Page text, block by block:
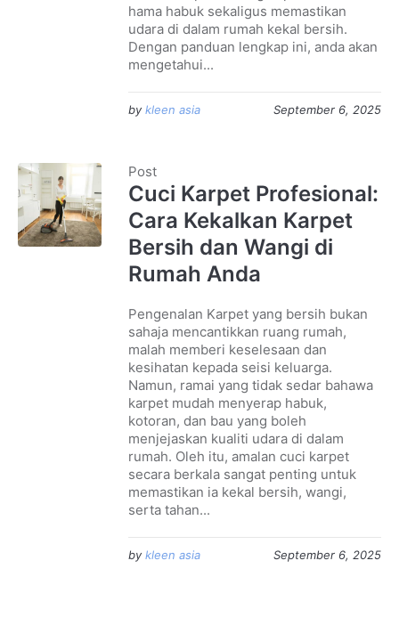
hama habuk sekaligus memastikan
udara di dalam rumah kekal bersih.
Dengan panduan lengkap ini, anda akan
mengetahui...
September 6, 2025
by kleen asia
Post
Cuci Karpet Profesional:
Cara Kekalkan Karpet
Bersih dan Wangi di
Rumah Anda
Pengenalan Karpet yang bersih bukan
sahaja mencantikkan ruang rumah,
malah memberi keselesaan dan
kesihatan kepada seisi keluarga.
Namun, ramai yang tidak sedar bahawa
karpet mudah menyerap habuk,
kotoran, dan bau yang boleh
menjejaskan kualiti udara di dalam
rumah. Oleh itu, amalan cuci karpet
secara berkala sangat penting untuk
memastikan ia kekal bersih, wangi,
serta tahan...
September 6, 2025
by kleen asia